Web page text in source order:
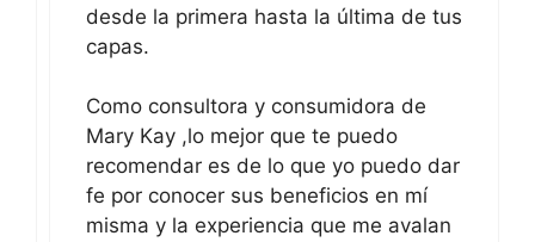
desde la primera hasta la última de tus
capas.
Como consultora y consumidora de
Mary Kay ,lo mejor que te puedo
recomendar es de lo que yo puedo dar
fe por conocer sus beneficios en mí
misma y la experiencia que me avalan